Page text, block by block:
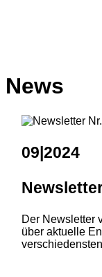
News
09|2024
Der Newsletter
über aktuelle